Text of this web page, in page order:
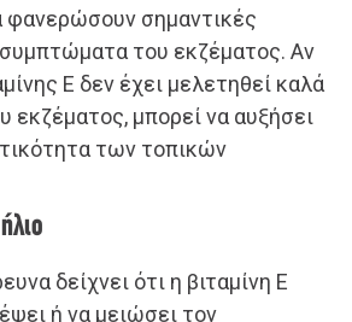
φανερώσουν σημαντικές
του εκζέματος. Αν
Ε δεν έχει μελετηθεί καλά
εκζέματος, μπορεί να αυξήσει
των τοπικών
δείχνει ότι η βιταμίνη Ε
ή να μειώσει τον